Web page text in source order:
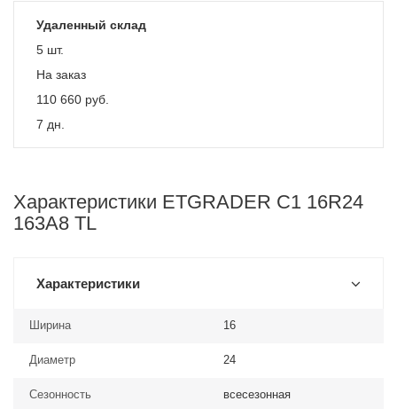
Удаленный склад
5 шт.
На заказ
110 660 руб.
7 дн.
Характеристики ETGRADER C1 16R24
163A8 TL
Характеристики
Ширина 16
Диаметр 24
Сезонность всесезонная